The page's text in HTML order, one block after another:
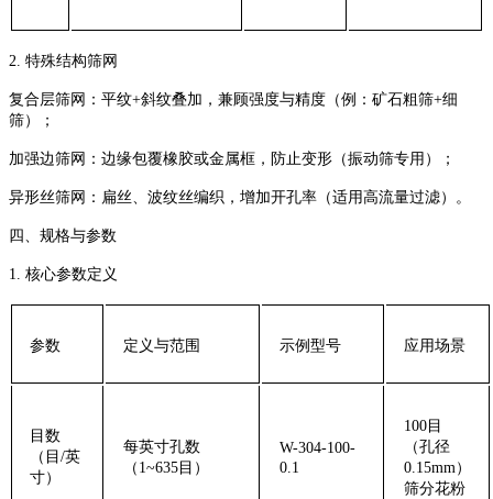
‌2. 特殊结构筛网‌
‌复合层筛网‌：平纹+斜纹叠加，兼顾强度与精度（例：矿石粗筛+细
筛）；
‌加强边筛网‌：边缘包覆橡胶或金属框，防止变形（振动筛专用）；
‌异形丝筛网‌：扁丝、波纹丝编织，增加开孔率（适用高流量过滤）。
‌四、规格与参数‌
‌1. 核心参数定义‌
‌参数‌ ‌定义与范围‌ ‌示例型号‌ ‌应用场景‌
‌目数
（目/英
寸）‌
每英寸孔数
（1~635目）
W-304-100-
0.1
100目
（孔径
0.15mm）
筛分花粉